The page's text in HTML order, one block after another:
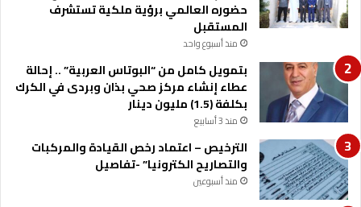
حضوره العالمي برؤية ملكية تستشرف
المستقبل
منذ أسبوع واحد
بتمويل كامل من “البوتاس العربية” .. إحالة
عطاء إنشاء مركز صحي بذان وبردى في الكرك
بكلفة (1.5) مليون دينار
منذ 3 أسابيع
الترخيص – اعتماد رخص القيادة والمركبات
والتصاريح الكترونيا” -تفاصيل
منذ أسبوعين